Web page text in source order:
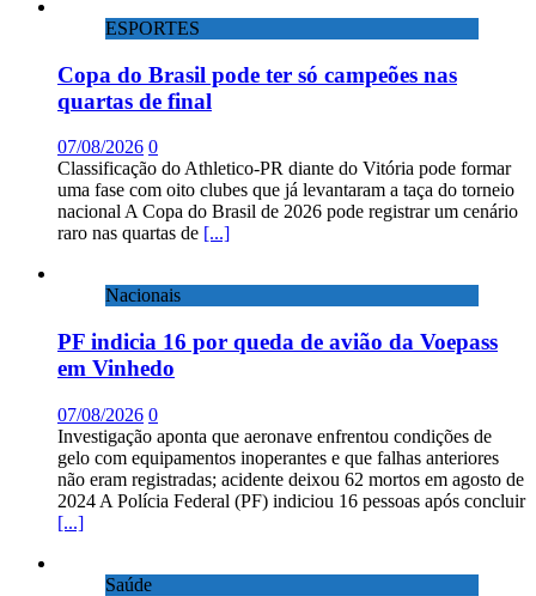
ESPORTES
Copa do Brasil pode ter só campeões nas
quartas de final
07/08/2026 0
Classificação do Athletico-PR diante do Vitória pode formar
uma fase com oito clubes que já levantaram a taça do torneio
nacional A Copa do Brasil de 2026 pode registrar um cenário
raro nas quartas de [...]
Nacionais
PF indicia 16 por queda de avião da Voepass
em Vinhedo
07/08/2026 0
Investigação aponta que aeronave enfrentou condições de
gelo com equipamentos inoperantes e que falhas anteriores
não eram registradas; acidente deixou 62 mortos em agosto de
2024 A Polícia Federal (PF) indiciou 16 pessoas após concluir
[...]
Saúde